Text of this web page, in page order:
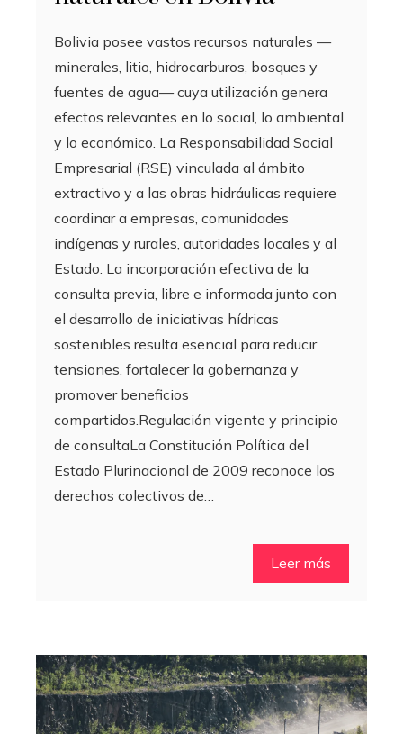
Bolivia posee vastos recursos naturales —
minerales, litio, hidrocarburos, bosques y
fuentes de agua— cuya utilización genera
efectos relevantes en lo social, lo ambiental
y lo económico. La Responsabilidad Social
Empresarial (RSE) vinculada al ámbito
extractivo y a las obras hidráulicas requiere
coordinar a empresas, comunidades
indígenas y rurales, autoridades locales y al
Estado. La incorporación efectiva de la
consulta previa, libre e informada junto con
el desarrollo de iniciativas hídricas
sostenibles resulta esencial para reducir
tensiones, fortalecer la gobernanza y
promover beneficios
compartidos.Regulación vigente y principio
de consultaLa Constitución Política del
Estado Plurinacional de 2009 reconoce los
derechos colectivos de…
Leer más